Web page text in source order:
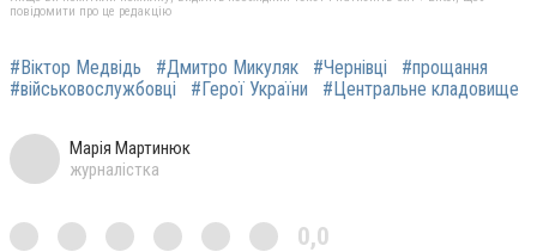
повідомити про це редакцію
#Віктор Медвідь #Дмитро Микуляк #Чернівці
#прощання
#військовослужбовці
#Герої України #Центральне кладовище
Марія Мартинюк
журналістка
0,0